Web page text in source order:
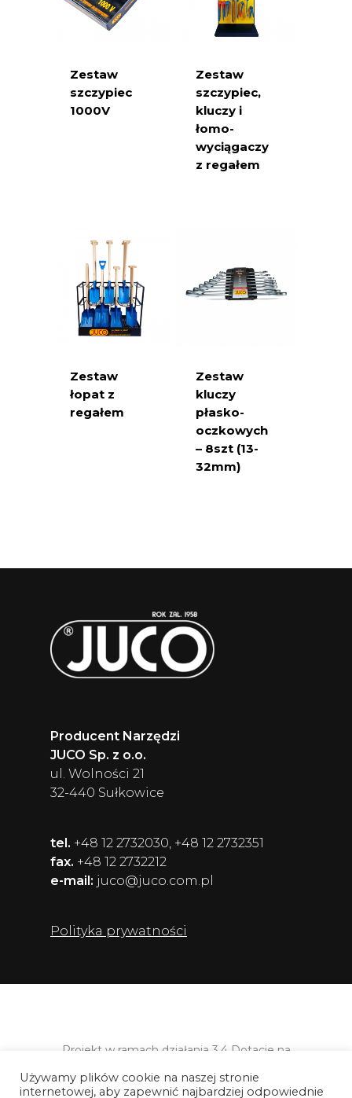
Zestaw
szczypiec
1000V
Zestaw
szczypiec,
kluczy i
łomo-
wyciągaczy
z regałem
Zestaw
łopat z
regałem
Zestaw
kluczy
płasko-
oczkowych
– 8szt (13-
32mm)
Producent Narzędzi
JUCO Sp. z o.o.
ul. Wolności 21
32-440 Sułkowice
tel. +48 12 2732030, +48 12 2732351
fax. +48 12 2732212
e-mail: juco@juco.com.pl
Polityka prywatności
Projekt w ramach działania 3.4 Dotacje na
Inteligentny Rozwój 2014-2020,
współfinansowanego ze środków
Używamy plików cookie na naszej stronie
internetowej, aby zapewnić najbardziej odpowiednie